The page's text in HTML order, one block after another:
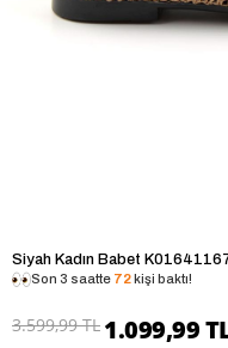
Siyah Kadın Babet
Son 3 saatte 72kişi baktı!
3.599,99 TL 1.099,99